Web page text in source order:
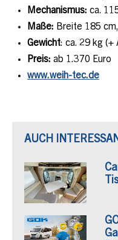
Mechanismus: ca.
Maße: Breite 185
Gewicht: ca. 29 kg (+
Preis: ab 1.370 Euro
www.weih-tec.de
AUCH